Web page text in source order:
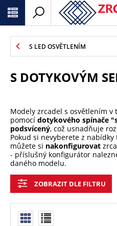
S LED OSVĚTLENÍM
S DOTYKOVÝM
Modely zrcadel s osvětlením v
pomocí dotykového spínače
podsvícený, což usnadňuje
Pokud si nevyberete z
můžete si nakonfigurovat
- příslušný konfigurátor
daného modelu.
ZOBRAZIT DLE FILTRU